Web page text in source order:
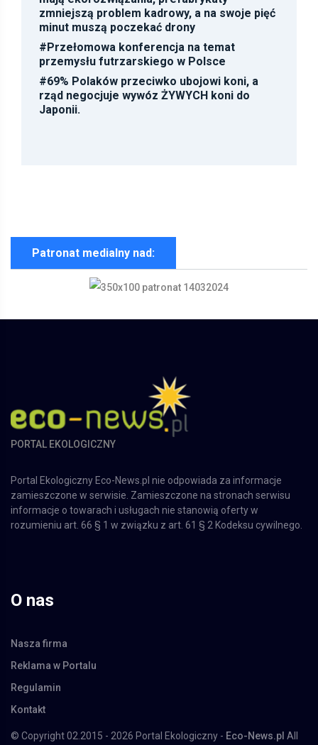
zmniejszą problem kadrowy, a na swoje pięć
minut muszą poczekać drony
#Przełomowa konferencja na temat
przemysłu futrzarskiego w Polsce
#69% Polaków przeciwko ubojowi koni, a
rząd negocjuje wywóz ŻYWYCH koni do
Japonii.
Patronat medialny nad:
PORTAL EKOLOGICZNY
Portal Ekologiczny Eco-News.pl nie odpowiada za informacje
zamieszczone w serwisie. Zamieszczone na stronach serwisu
informacje o towarach i usługach nie stanowią oferty w
rozumieniu art. 66 § 1 w związku z art. 61 § 2 Kodeksu cywilnego.
O nas
Nasza firma
Reklama w Portalu
Regulamin
Kontakt
© Copyright 02.2015 - 2026 Portal Ekologiczny - Eco-News.pl All